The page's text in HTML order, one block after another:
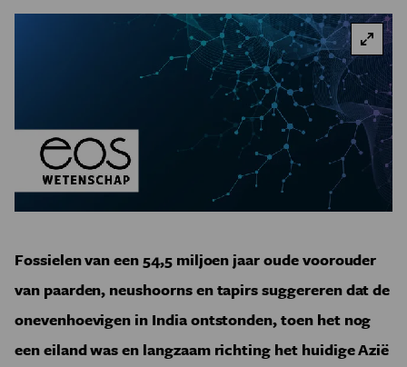
Fossielen van een 54,5 miljoen jaar oude voorouder
van paarden, neushoorns en tapirs suggereren dat de
onevenhoevigen in India ontstonden, toen het nog
een eiland was en langzaam richting het huidige Azië